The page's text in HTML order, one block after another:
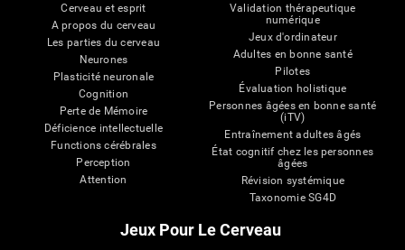
Cerveau et esprit
A propos du cerveau
Les parties du cerveau
Neurones
Plasticité neuronale
Cognition
Perte de Mémoire
Déficience intellectuelle
Functions cérébrales
Perception
Attention
Validation thérapeutique
numérique
Jeux d'ordinateur
Adultes en bonne santé
Pilotes
Évaluation holistique
Personnes âgées en bonne santé
(iTV)
Entraînement adultes âgés
État cognitif chez les personnes
âgées
Révision systémique
Taxonomie SG4D
Jeux Pour Le Cerveau